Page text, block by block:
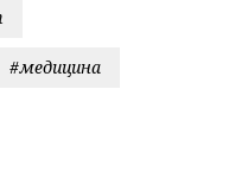
#медицина